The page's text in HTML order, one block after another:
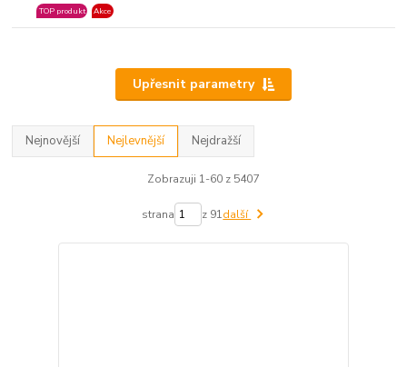
TOP produkt Akce
Upřesnit parametry
Nejnovější Nejlevnější Nejdražší
Zobrazuji 1-60 z 5407
strana z 91další